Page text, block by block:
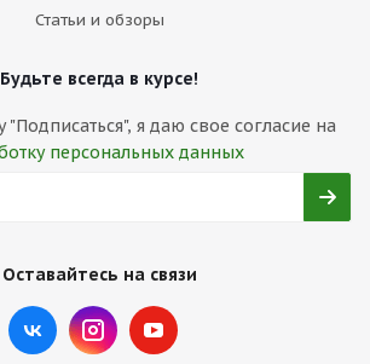
Статьи и обзоры
Будьте всегда в курсе!
я даю свое согласие на
персональных данных
Оставайтесь на связи